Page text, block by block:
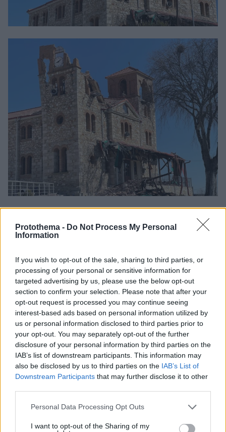
Protothema - Do Not Process My Personal
Information
If you wish to opt-out of the sale, sharing to third parties, or
processing of your personal or sensitive information for
targeted advertising by us, please use the below opt-out
section to confirm your selection. Please note that after your
opt-out request is processed you may continue seeing
interest-based ads based on personal information utilized by
us or personal information disclosed to third parties prior to
your opt-out. You may separately opt-out of the further
disclosure of your personal information by third parties on the
IAB’s list of downstream participants. This information may
also be disclosed by us to third parties on the IAB’s List of
Downstream Participants that may further disclose it to other
Please note that this website/app uses one or more Google
not limited to your visit or usage behaviour. You may click to
Personal Data Processing Opt Outs
I want to opt-out of the Sharing of my
Όπως ανέφερε στο ΑΠΕ-ΜΠΕ ο δήμαρχος
Λαρισαίων,Απόστολος Καλογιάννης, οι ζημιές
που έχουν αναφερθεί στην πόλη περιορίζονται
σευψηλές καμινάδεςκαι ρωγμές κυρίως σε
παλαιών κτιρίων , ωστόσο υπάρχει το
θέμα της αντιμετώπισης ανθρώπων που
φοβούνται να εισέλθουν στα σπίτια τους και
για τον λόγο αυτό θα υπάρξει μέριμνα για
στεγασθούν σεσκηνές άστεγοι ήφοβισμένοι
Από την Πολιτική Προστασία της Περιφέρειας
Θεσσαλίας στήθηκαν δεκάδεςσκηνές στα